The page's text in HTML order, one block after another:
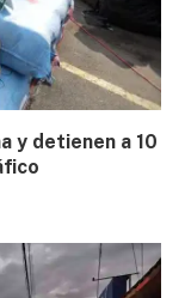
y detienen a 10